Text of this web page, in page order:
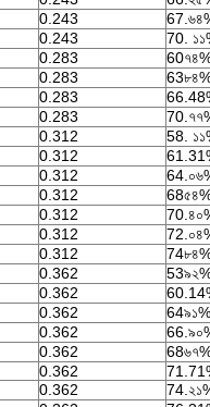
0.243
0.243 70.
0.283
0.283
0.283
0.283
0.312 58.
0.312
0.312
0.312
0.312
0.312
0.312
0.362
0.362
0.362 64৯১%
0.362
0.362
0.362
0.362